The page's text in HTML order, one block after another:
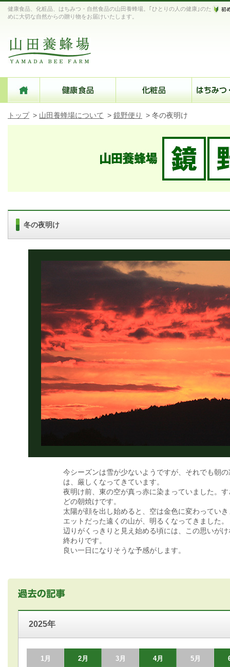
健康食品、化粧品、はちみつ・自然食品の山田養蜂場。｢ひとりの人の健康｣のた
めに大切な自然からの贈り物をお届けいたします。
トップ > 山田養蜂場について > 鏡野便り > 冬の夜明け
冬の夜明け
今シーズンは雪が少ないようですが、それでも朝
は、厳しくなってきています。
夜明け前、東の空が真っ赤に染まっていました。
どの朝焼けです。
太陽が顔を出し始めると、空は金色に変わってい
エットだった遠くの山が、明るくなってきました。
辺りがくっきりと見え始める頃には、この思いが
終わりです。
良い一日になりそうな予感がします。
2025年
1月 2月 3月 4月 5月